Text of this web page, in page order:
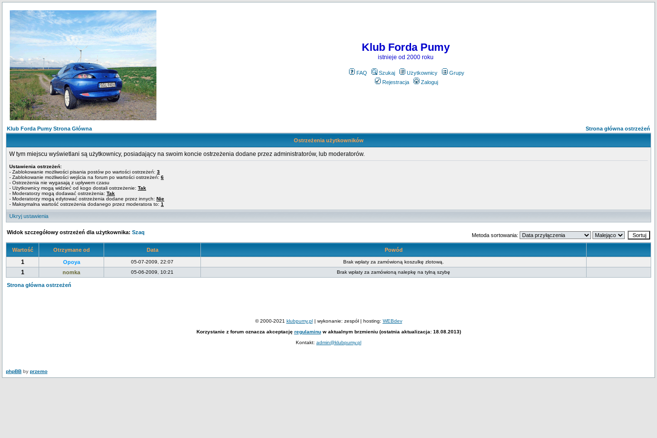
Klub Forda Pumy
istnieje od 2000 roku
FAQ Szukaj Użytkownicy
Grupy
Rejestracja
Zaloguj
Klub Forda Pumy Strona Główna
Strona główna ostrzeżeń
Ostrzeżenia użytkowników
W tym miejscu wyświetlani są użytkownicy, posiadający na swoim koncie ostrzeżenia dodane przez administratorów, lub moderatorów.
Ustawienia ostrzeżeń:
- Zablokowanie możliwości pisania postów po wartości ostrzeżeń: 3
- Zablokowanie możliwości wejścia na forum po wartości ostrzeżeń: 6
- Ostrzeżenia nie wygasają z upływem czasu
- Użytkownicy mogą widzieć od kogo dostali ostrzeżenie: Tak
- Moderatorzy mogą dodawać ostrzeżenia: Tak
- Moderatorzy mogą edytować ostrzeżenia dodane przez innych: Nie
- Maksymalna wartość ostrzeżenia dodanego przez moderatora to: 1
Ukryj ustawienia
Widok szczegółowy ostrzeżeń dla użytkownika: Szaq Metoda sortowania:
Wartość Otrzymane od Data Powód
1 Opoya 05-07-2009, 22:07 Brak wpłaty za zamówioną koszulkę zlotową.
1 nomka 05-06-2009, 10:21 Brak wpłaty za zamówioną nalepkę na tylną szybę
Strona główna ostrzeżeń
© 2000-2021 klubpumy.pl| wykonanie: zespół | hosting: WEBdev
Korzystanie z forum oznacza akceptację regulaminuw aktualnym brzmieniu (ostatnia aktualizacja: 18.08.2013)
Kontakt: admin@klubpumy.pl
phpBB by przemo